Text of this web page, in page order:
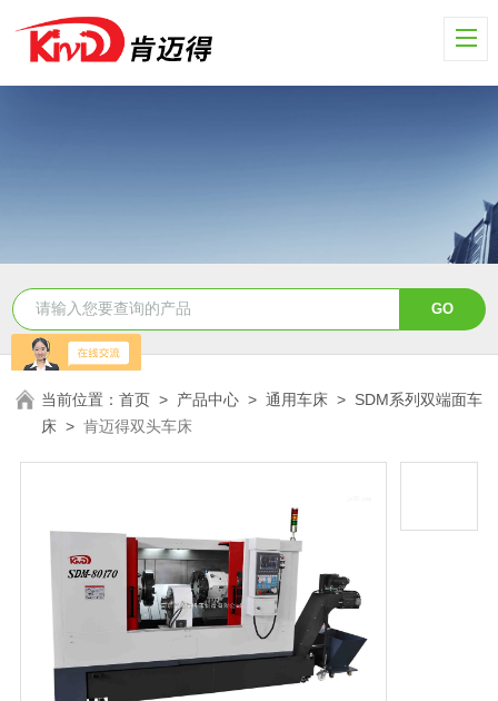
当前位置：首页 > 产品中心 >通用车床 > SDM系列双端面车
床 >肯迈得双头车床